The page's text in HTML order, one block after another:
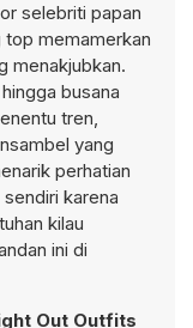
selebriti papan
top memamerkan
menakjubkan.
busana
tren,
yang
perhatian
karena
kilau
ini di
Out Outfits